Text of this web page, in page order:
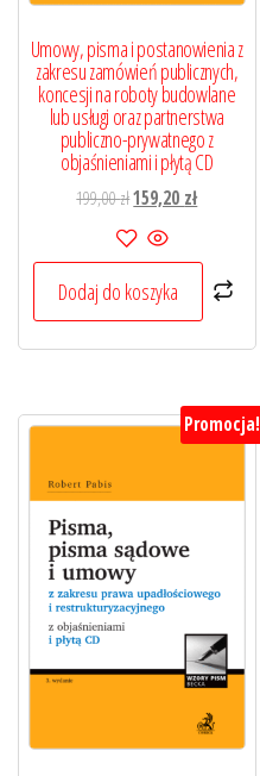
Umowy, pisma i postanowienia z
zakresu zamówień publicznych,
koncesji na roboty budowlane
lub usługi oraz partnerstwa
publiczno-prywatnego z
objaśnieniami i płytą CD
199,00złPierwotna
cena
wynosiła:
199,00 zł.
159,20 złAktualna
159,20 zł.
Dodaj do koszyka
Promocja!